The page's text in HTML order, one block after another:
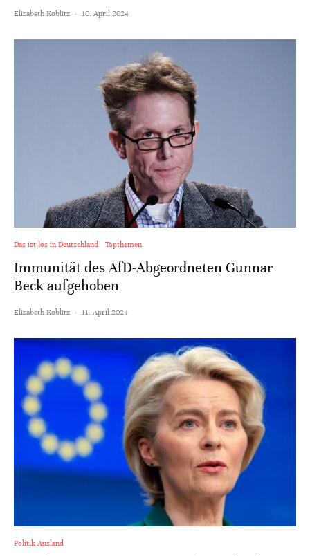
Elisabeth Koblitz · 10. April 2024
Das ist los in Deutschland Topthemen
Immunität des AfD-Abgeordneten Gunnar
Beck aufgehoben
Elisabeth Koblitz · 11. April 2024
Politik Ausland